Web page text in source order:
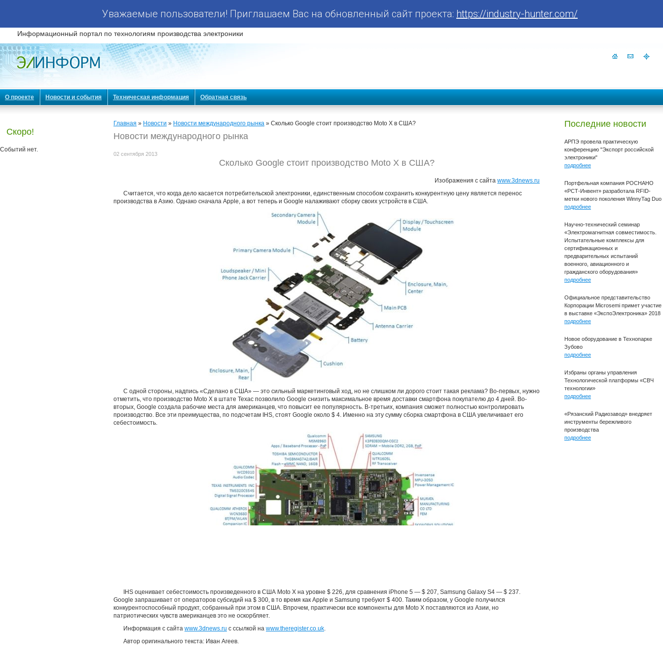
Уважаемые пользователи! Приглашаем Вас на обновленный сайт проекта: https://industry-hunter.com/
Информационный портал по технологиям производства электроники
О проекте Новости и события Техническая информация Обратная связь
Скоро!
Событий нет.
Главная » Новости » Новости международного рынка » Сколько Google стоит производство Moto X в США?
Новости международного рынка
02 сентября 2013
Сколько Google стоит производство Moto X в США?
Изображения с сайта www.3dnews.ru
Считается, что когда дело касается потребительской электроники, единственным способом сохранить конкурентную цену является перенос
производства в Азию. Однако сначала Apple, а вот теперь и Google налаживают сборку своих устройств в США.
С одной стороны, надпись «Сделано в США» — это сильный маркетинговый ход, но не слишком ли дорого стоит такая реклама? Во-первых, нужно
отметить, что производство Moto X в штате Техас позволило Google снизить максимальное время доставки смартфона покупателю до 4 дней. Во-
вторых, Google создала рабочие места для американцев, что повысит ее популярность. В-третьих, компания сможет полностью контролировать
производство. Все эти преимущества, по подсчетам IHS, стоят Google около $ 4. Именно на эту сумму сборка смартфона в США увеличивает его
себестоимость.
IHS оценивает себестоимость произведенного в США Moto X на уровне $ 226, для сравнения iPhone 5 — $ 207, Samsung Galaxy S4 — $ 237.
Google запрашивает от операторов субсидий на $ 300, в то время как Apple и Samsung требуют $ 400. Таким образом, у Google получился
конкурентоспособный продукт, собранный при этом в США. Впрочем, практически все компоненты для Moto X поставляются из Азии, но
патриотических чувств американцев это не оскорбляет.
Информация с сайта www.3dnews.ru с ссылкой на www.theregister.co.uk.
Автор оригинального текста: Иван Агеев.
Последние новости
АРПЭ провела практическую
конференцию "Экспорт российской
электроники"
подробнее
Портфельная компания РОСНАНО
«РСТ-Инвент» разработала RFID-
метки нового поколения WinnyTag Duo
подробнее
Научно-технический семинар
«Электромагнитная совместимость.
Испытательные комплексы для
сертификационных и
предварительных испытаний
военного, авиационного и
гражданского оборудования»
подробнее
Официальное представительство
Корпорации Microsemi примет участие
в выставке «ЭкспоЭлектроника» 2018
подробнее
Новое оборудование в Технопарке
Зубово
подробнее
Избраны органы управления
Технологической платформы «СВЧ
технологии»
подробнее
«Рязанский Радиозавод» внедряет
инструменты бережливого
производства
подробнее